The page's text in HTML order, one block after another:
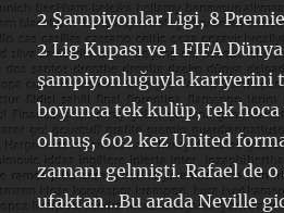
2 Şampiyonlar Ligi, 8
2 Lig Kupası ve 1 FIFA
şampiyonluğuyla kariyerini
boyunca tek kulüp, tek hoca
olmuş, 602 kez United
zamanı gelmişti. Rafael de o
ufaktan…Bu arada Neville